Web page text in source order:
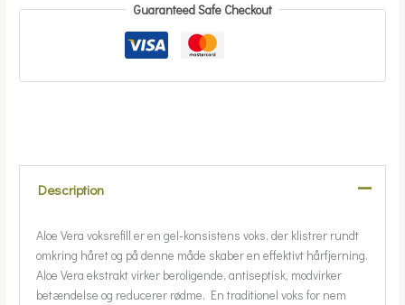
Guaranteed Safe Checkout
Description
Aloe Vera voksrefill er en gel-konsistens voks, der klistrer rundt
omkring håret og på denne måde skaber en effektivt hårfjerning.
Aloe Vera ekstrakt virker beroligende, antiseptisk, modvirker
betændelse og reducerer rødme. En traditionel voks for nem